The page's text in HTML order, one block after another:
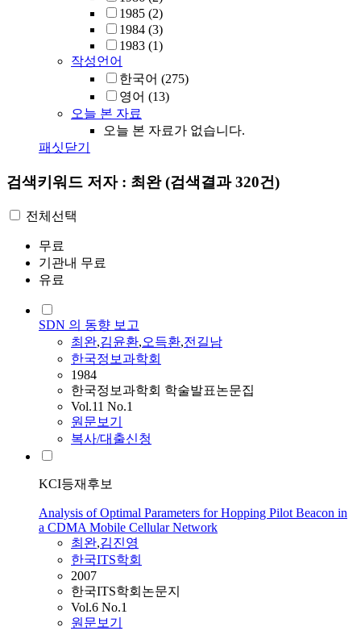
1985 (2)
1984 (3)
1983 (1)
작성언어
한국어 (275)
영어 (13)
오늘 본 자료
오늘 본 자료가 없습니다.
패싯닫기
검색키워드 저자 : 최완(검색결과 320건)
전체선택
무료
기관내 무료
유료
SDN 의 동향 보고
최완,김윤환,오득환,전길남
한국정보과학회
1984
한국정보과학회 학술발표논문집
Vol.11 No.1
원문보기
복사/대출신청
KCI등재후보
Analysis of Optimal Parameters for Hopping Pilot Beacon in
a CDMA Mobile Cellular Network
최완,김진영
한국ITS학회
2007
한국ITS학회논문지
Vol.6 No.1
원문보기